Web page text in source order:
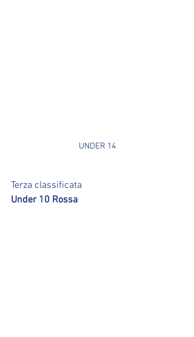
UNDER 14
Terza classificata
Under 10 Rossa